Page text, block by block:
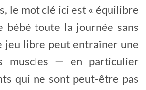
le mot clé ici est « équilibre
bébé toute la journée sans
jeu libre peut entraîner une
muscles — en particulier
qui ne sont peut-être pas